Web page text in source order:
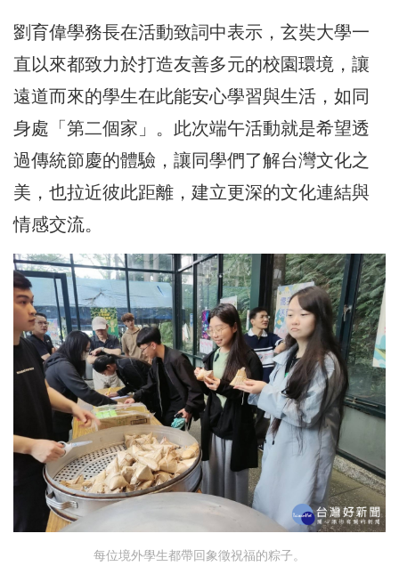
劉育偉學務長在活動致詞中表示，玄奘大學一
直以來都致力於打造友善多元的校園環境，讓
遠道而來的學生在此能安心學習與生活，如同
身處「第二個家」。此次端午活動就是希望透
過傳統節慶的體驗，讓同學們了解台灣文化之
美，也拉近彼此距離，建立更深的文化連結與
情感交流。
每位境外學生都帶回象徵祝福的粽子。